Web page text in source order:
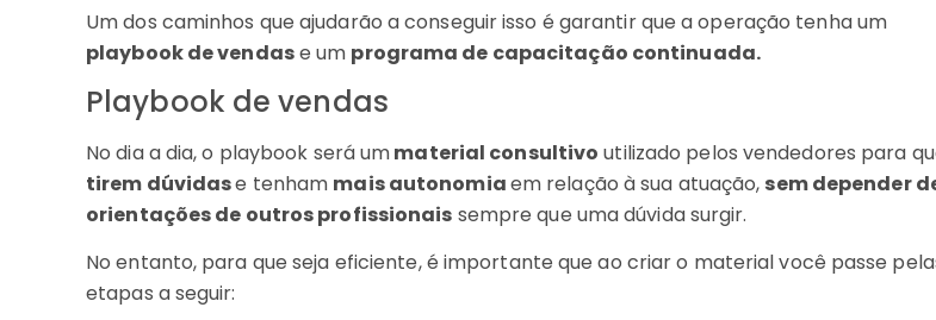
Um dos caminhos que ajudarão a conseguir isso é garantir que a operação tenha um
playbook de vendase um programa de capacitação continuada.
Playbook de vendas
No dia a dia, o playbook será ummaterial consultivo utilizado pelos vendedores para
tirem dúvidase tenham mais autonomiaem relação à sua atuação, sem depender
orientações de outros profissionais sempre que uma dúvida surgir.
No entanto, para que seja eficiente, é importante que ao criar o material você passe
etapas a seguir: